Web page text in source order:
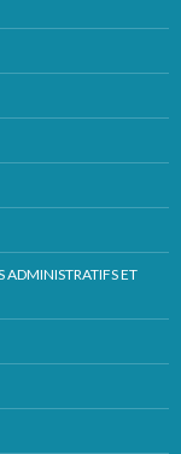
ADMINISTRATIFS ET